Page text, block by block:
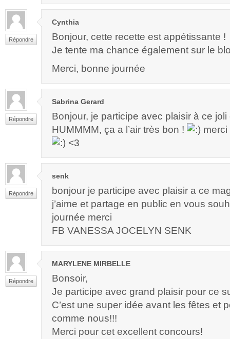
Répondre
Cynthia
Bonjour, cette recette est appétissante !
Je tente ma chance également sur le
Merci, bonne journée
Répondre
Sabrina Gerard
Bonjour, je participe avec plaisir à ce
HUMMMM, ça a l’air très bon !
<3
Répondre
senk
bonjour je participe avec plaisir a ce
j’aime et partage en public en vous
journée merci
FB VANESSA JOCELYN SENK
Répondre
MARYLENE MIRBELLE
Bonsoir,
Je participe avec grand plaisir pour ce
C’est une super idée avant les fêtes et
comme nous!!!
Merci pour cet excellent concours!